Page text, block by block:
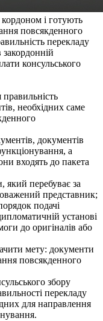
і готують
повсякденного
перекладу
консульського
правильність
необхідних саме
документів
а
входять до пакета
який перебуває за
представник;
подачі
установі
до оригіналів або
мету: документи
повсякденного
збору
перекладу
для направлення